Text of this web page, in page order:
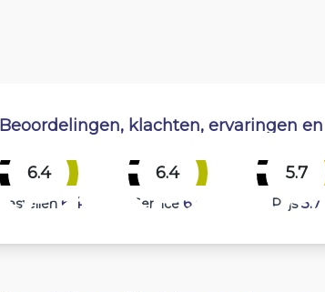
Beoordelingen, klachten, ervaringen
6.4
Bestellen 6.4
6.4
Service 6.4
5.7
Prijs 5.7